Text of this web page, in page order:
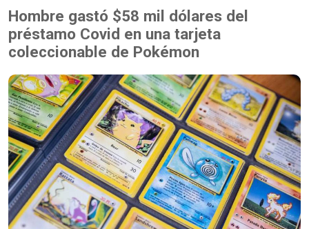
Hombre gastó $58 mil dólares del
préstamo Covid en una tarjeta
coleccionable de Pokémon